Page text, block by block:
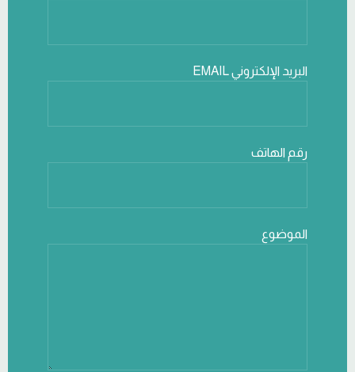
البريد الإلكتروني EMAIL
رقم الهاتف
الموضوع